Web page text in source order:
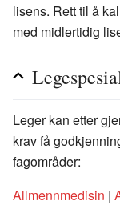
lisens. Rett til å
med midlertidig
Leger kan etter
krav få
fagområder:
Allmennmedisin |